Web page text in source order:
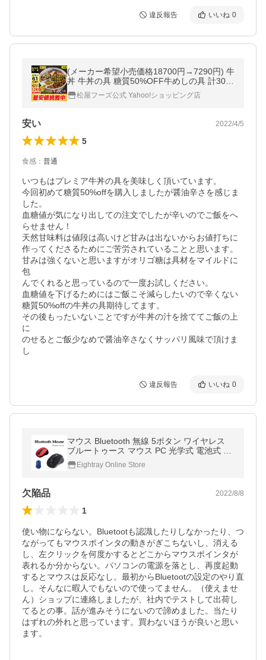
違反報告 いいね 0
(メーカー希望小売価格18700円→7290円) 牛
丼 牛丼の具 糖質50%OFF牛めしの具 計30袋
61%OFF＋ガリぺパとステーキと国産牛めし
おまけ 保存食 牛丼 肉 食品
松屋フーズ公式 Yahoo!ショッピング店
安い 2022/4/5
5
食感 ： 普通
いつもはプレミア牛丼の具を美味しく頂いています。
今回初めて糖質50%offを購入しましたが醤油辛さを感じま
した。
血糖値が気になり出しての注文でしたが辛いのでご飯をへ
らせません！
天然甘味料は値段は高いけど甘みは出ないからお値打ちに
作ってくださるためにご苦労されていることと思います。
甘みは強くないと思いますがオリゴ糖は具材をマイルドに
包
んでくれると思っているので一度お試しください。
血糖値を下げるためにはご飯こそ減らしたいので辛くない
糖質50%offの牛丼の具期待してます。
その後もったいないことですが牛丼の汁を捨ててご飯の上
に
のせるとご飯少なめで醤油辛さなくサッパリ風味で頂けま
し
違反報告 いいね 0
マウス Bluetooth 無線 5ボタン ワイヤレス
ブルートゥース マウス PC 光学式 電池式 単
四電池 高機能マウス zm1251
Eightray Online Store
欠陥品 2022/8/8
1
使い物にならない。Bluetootも認識したりしなかったり、つ
ながってもマウスポインタの動きがぎこちないし、消える
し、左クリックを何度かするとどこからマウスポインタが
表れるか分からない。パソコンの電源を落とし、再度起動
するとマウスは反応なし。最初からBluetootの設定のやり直
し。そんなに暇人でもないので使ってません。（使えませ
ん）ショップに連絡しましたが、社内でテストして出荷し
てるとの事。話が進みそうにないので諦めました。当たり
はずれの外れと思っています。買わないほうが良いと思い
ます。